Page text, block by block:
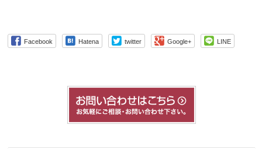
Facebook Hatena twitter Google+ LINE